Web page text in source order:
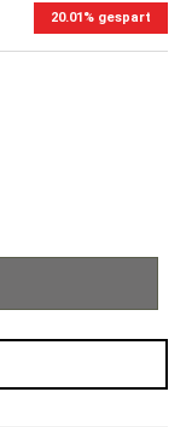
20.01% gespart